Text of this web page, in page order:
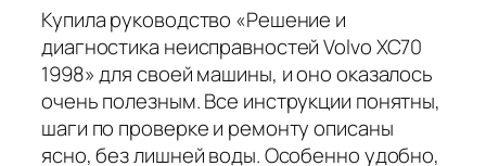
Купила руководство «Решение и
диагностика неисправностей Volvo XC70
1998» для своей машины, и оно оказалось
очень полезным. Все инструкции понятны,
шаги по проверке и ремонту описаны
ясно, без лишней воды. Особенно удобно,